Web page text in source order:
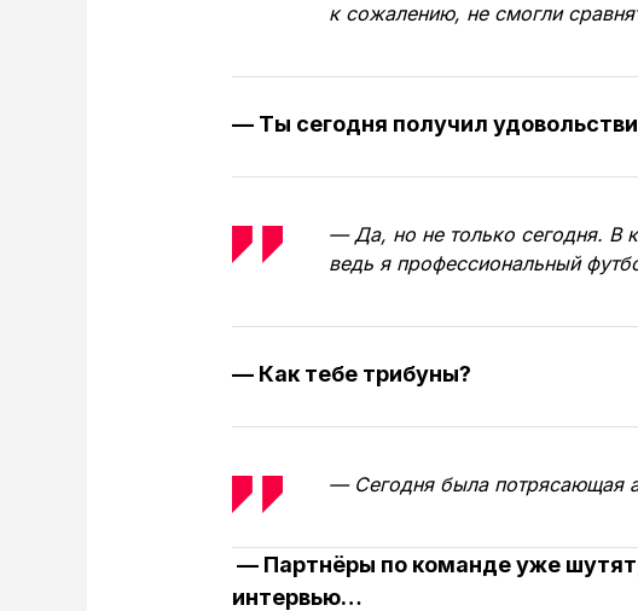
к сожалению, не смогли
— Ты сегодня получил
— Да, но не только сегодня. В
ведь я профессиональный
— Как тебе трибуны?
— Сегодня была потрясающая
— Партнёры по команде уже
интервью…